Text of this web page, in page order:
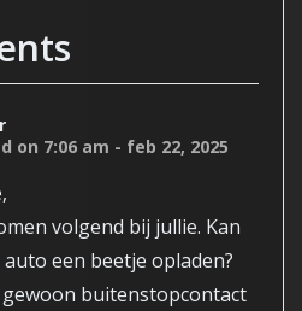
on 7:06 am - feb 22, 2025
volgend bij jullie. Kan
auto een beetje opladen?
gewoon buitenstopcontact